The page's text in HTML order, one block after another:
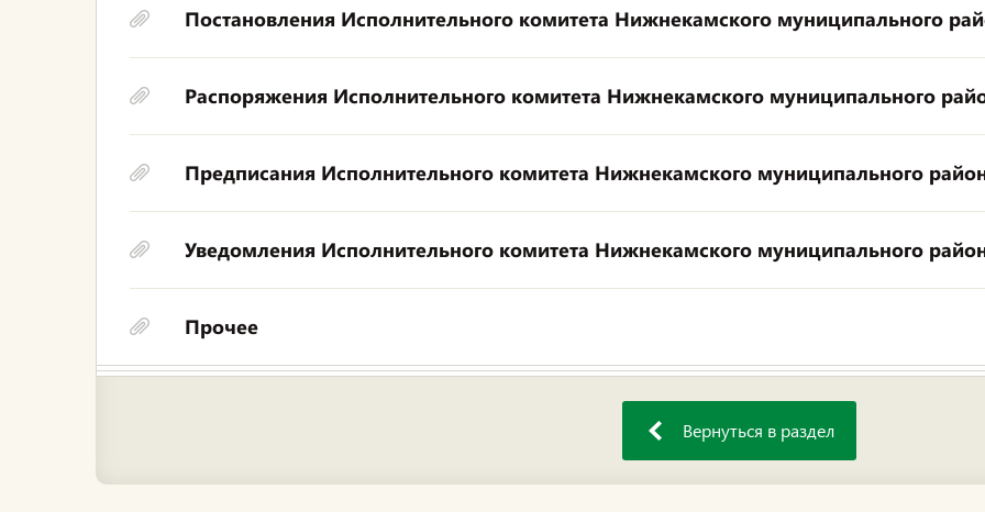
Постановления Исполнительного комитета Нижнекамского муниципального
Распоряжения Исполнительного комитета Нижнекамского муниципального
Предписания Исполнительного комитета Нижнекамского муниципального
Уведомления Исполнительного комитета Нижнекамского муниципального
Прочее
Вернуться в раздел